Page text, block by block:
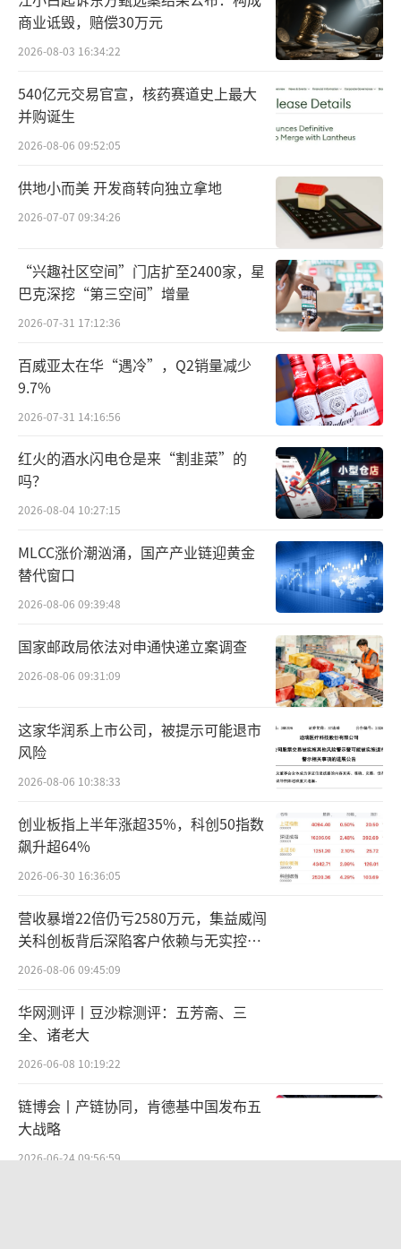
扩大，期间费用同步增加，同时为了增强产品
的知名度、提高市场占有率，增加了销售费用
中推广类费用的投入。”
然而，英氏控股“钞能力”的助推效应或
在减弱。数据显示，英氏控股2022年至2024年
实现营收12.96亿元、17.58亿元、19.74亿元；
归母净利润1.17亿元、2.20亿元、2.11亿元。
可以看到，该公司2024年收入增长放缓，归母
净利润同比下滑。
其中，核心业务婴幼儿辅食收入增长减
元、14.45亿元、15.24亿元。
该公司坦言，“公司销售费用亦逐年增
长，边际获客成本有所提高。2024年，公司推
广成本及推广力度增加导致的销售费用率上
涨，以及受产品结构变动等因素导致的毛利率
下降。”
销售费用的边际效应虽然减弱，但营销推
广仍是该公司的重点。据了解，英氏控股拟将
本次发行募集资金运用于湖南英氏孕婴童产业
基地（二期）创新中心建设、婴幼儿即食营养
粥生产建设、产线提质改造、全链路数智化、
品牌建设与推广项目。其中，品牌建设与推广
项目拟使用募集资金9405.8万元，为单项中最
值得一提的是，北交所上市委员会在审议
会议上就“收入真实性及增长可持续性”进行
提问，要求英氏控股结合旺店通、中间数据
库、对账管理系统等信息系统的内控有效性，
说明收入真实性和准确性；结合对未来市场空
持续性。
英氏控股曾在招股书中指出，英氏控股的
产品主要为婴幼儿辅食、婴幼儿卫生用品、儿
童食品等婴童产品，其终端用户群体为婴幼儿
与儿童，行业的发展与婴幼儿群体数量密切相
商业诋毁，赔偿30万元
2026-08-03 16:34:22
540亿元交易官宣，核药赛道史上最大
并购诞生
2026-08-06 09:52:05
供地小而美 开发商转向独立拿地
2026-07-07 09:34:26
“兴趣社区空间”门店扩至2400家，星
巴克深挖“第三空间”增量
2026-07-31 17:12:36
百威亚太在华“遇冷”，Q2销量减少
9.7%
2026-07-31 14:16:56
红火的酒水闪电仓是来“割韭菜”的
吗？
2026-08-04 10:27:15
MLCC涨价潮汹涌，国产产业链迎黄金
替代窗口
2026-08-06 09:39:48
国家邮政局依法对申通快递立案调查
2026-08-06 09:31:09
这家华润系上市公司，被提示可能退市
风险
2026-08-06 10:38:33
创业板指上半年涨超35%，科创50指数
飙升超64%
2026-06-30 16:36:05
营收暴增22倍仍亏2580万元，集益威闯
关科创板背后深陷客户依赖与无实控人
困局
2026-08-06 09:45:09
华网测评丨豆沙粽测评：五芳斋、三
全、诸老大
2026-06-08 10:19:22
链博会丨产链协同，肯德基中国发布五
大战略
2026-06-24 09:56:59